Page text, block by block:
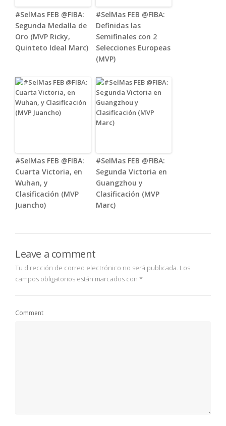
#SelMas FEB @FIBA:
Segunda Medalla de
Oro (MVP Ricky,
Quinteto Ideal Marc)
#SelMas FEB @FIBA:
Definidas las
Semifinales con 2
Selecciones Europeas
(MVP)
#SelMas FEB @FIBA:
Cuarta Victoria, en
Wuhan, y
Clasificación (MVP
Juancho)
#SelMas FEB @FIBA:
Segunda Victoria en
Guangzhou y
Clasificación (MVP
Marc)
Leave a comment
Tu dirección de correo electrónico no será publicada. Los
campos obligatorios están marcados con *
Comment